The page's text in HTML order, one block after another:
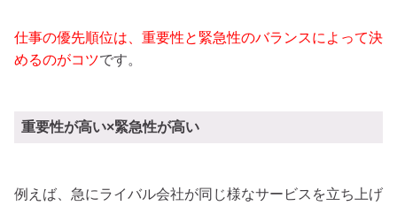
仕事の優先順位は、重要性と緊急性のバランスによって決
めるのがコツです。
重要性が高い×緊急性が高い
例えば、急にライバル会社が同じ様なサービスを立ち上げ